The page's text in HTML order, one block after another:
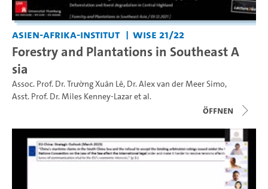
Asien-Afrika-Institut WiSe 21/22
Forestry and Plantations in Southeast A
sia
Assoc. Prof. Dr. Trường Xuân Lê, Dr. Alex van der Meer Simo,
Asst. Prof. Dr. Miles Kenney-Lazaret al.
Öffnen